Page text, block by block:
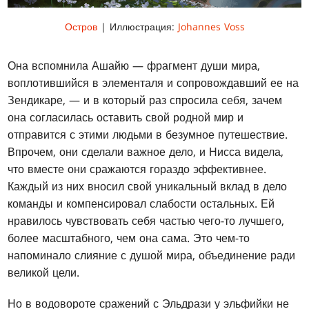
Остров| Иллюстрация: Johannes Voss
Она вспомнила Ашайю — фрагмент души мира,
воплотившийся в элементаля и сопровождавший ее на
Зендикаре, — и в который раз спросила себя, зачем
она согласилась оставить свой родной мир и
отправится с этими людьми в безумное путешествие.
Впрочем, они сделали важное дело, и Нисса видела,
что вместе они сражаются гораздо эффективнее.
Каждый из них вносил свой уникальный вклад в дело
команды и компенсировал слабости остальных. Ей
нравилось чувствовать себя частью чего-то лучшего,
более масштабного, чем она сама. Это чем-то
напоминало слияние с душой мира, объединение ради
великой цели.
Но в водовороте сражений с Эльдрази у эльфийки не